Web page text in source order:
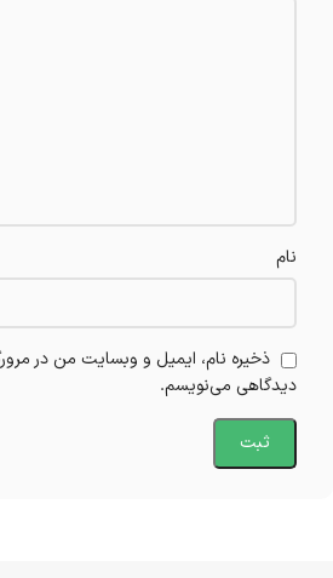
نام
ذخیره نام، ایمیل و وبسایت من در
دیدگاهی می‌نویسم.